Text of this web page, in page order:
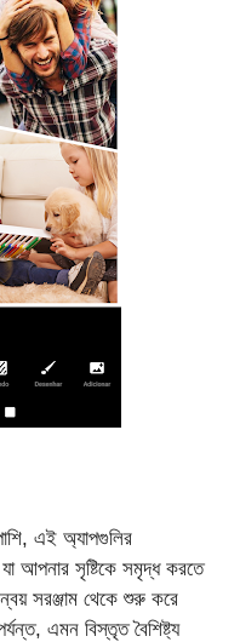
এই অ্যাপগুলির
আপনার সৃষ্টিকে সমৃদ্ধ করতে
সরঞ্জাম থেকে শুরু করে
এমন বিস্তৃত বৈশিষ্ট্য